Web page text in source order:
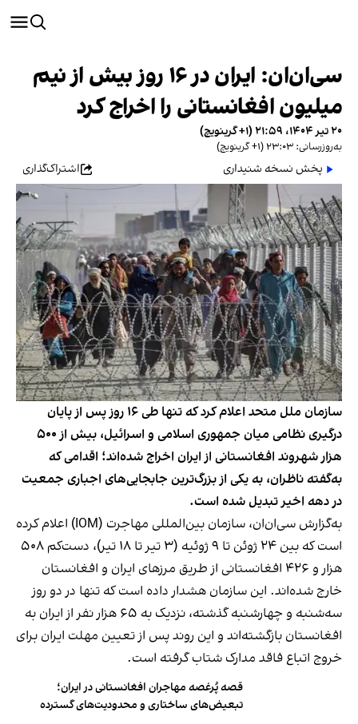
سی‌ان‌ان: ایران در ۱۶ روز بیش از نیم
میلیون افغانستانی را اخراج کرد
۲۰ تیر ۱۴۰۴، ۲۱:۵۹ (‎+۱ گرینویچ)
به‌روزرسانی: ۲۳:۰۳ (‎+۱ گرینویچ)
پخش نسخه شنیداری اشتراک‌گذاری
سازمان ملل متحد اعلام کرد که تنها طی ۱۶ روز پس از پایان
درگیری نظامی میان جمهوری اسلامی و اسرائیل، بیش از ۵۰۰
هزار شهروند افغانستانی از ایران اخراج شده‌اند؛ اقدامی که
به‌گفته ناظران، به یکی از بزرگ‌ترین جابجایی‌های اجباری جمعیت
در دهه اخیر تبدیل شده است.
به‌گزارش سی‌ان‌ان، سازمان بین‌المللی مهاجرت (IOM) اعلام کرده
است که بین ۲۴ ژوئن تا ۹ ژوئیه (۳ تیر تا ۱۸ تیر)، دست‌کم ۵۰۸
هزار و ۴۲۶ افغانستانی از طریق مرزهای ایران و افغانستان
خارج شده‌اند. این سازمان هشدار داده است که تنها در دو روز
سه‌شنبه و چهارشنبه گذشته، نزدیک به ۶۵ هزار نفر از ایران به
افغانستان بازگشته‌اند و این روند پس از تعیین مهلت ایران برای
خروج اتباع فاقد مدارک شتاب گرفته است.
قصه پُرغصه مهاجران افغانستانی در ایران؛
تبعیض‌های ساختاری و محدودیت‌های گسترده